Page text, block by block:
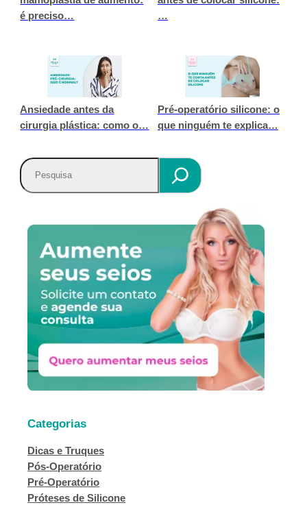
é preciso…
…
Ansiedade antes da
cirurgia plástica: como o…
Pré-operatório silicone: o
que ninguém te explica…
P
e
Categorias
Dicas e Truques
Pós-Operatório
Pré-Operatório
Próteses de Silicone